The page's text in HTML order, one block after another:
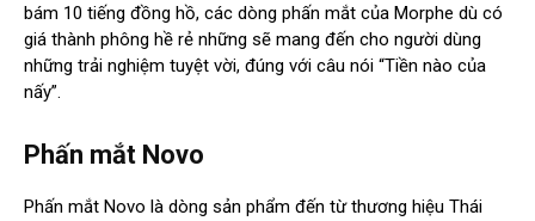
bám 10 tiếng đồng hồ, các dòng phấn mắt của Morphe dù có
giá thành phông hề rẻ những sẽ mang đến cho người dùng
những trải nghiệm tuyệt vời, đúng với câu nói “Tiền nào của
nấy”.
Phấn mắt Novo
Phấn mắt Novo là dòng sản phẩm đến từ thương hiệu Thái